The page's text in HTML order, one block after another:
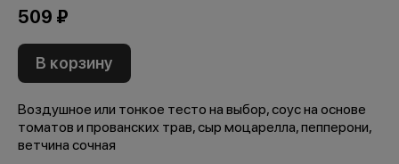
509 ₽
В корзину
Воздушное или тонкое тесто на выбор, соус на основе
томатов и прованских трав, сыр моцарелла, пепперони,
ветчина сочная